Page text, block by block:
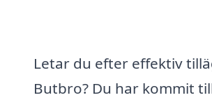
Letar du efter effektiv
Butbro? Du har kommit